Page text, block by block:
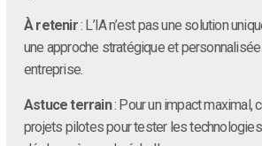
À retenir: L’IA n’est pas une solution
une approche stratégique et
entreprise.
Astuce terrain: Pour un impact maximal,
projets pilotes pour tester les